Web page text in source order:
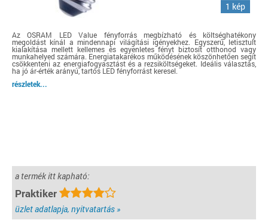
1 kép
Az OSRAM LED Value fényforrás megbízható és költséghatékony
megoldást kínál a mindennapi világítási igényekhez. Egyszerű, letisztult
kialakítása mellett kellemes és egyenletes fényt biztosít otthonod vagy
munkahelyed számára. Energiatakarékos működésének köszönhetően segít
csökkenteni az energiafogyasztást és a rezsiköltségeket. Ideális választás,
ha jó ár-érték arányú, tartós LED fényforrást keresel.
részletek...
a termék itt kapható:
Praktiker
üzlet adatlapja, nyitvatartás »